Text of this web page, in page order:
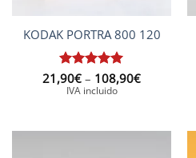
KODAK PORTRA 800 120
Puntuat
amb5de
21,90€ – 108,90€Interval
108,90€
IVA incluido